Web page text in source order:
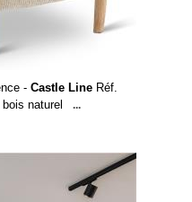
- Castle LineRéf.
naturel
...